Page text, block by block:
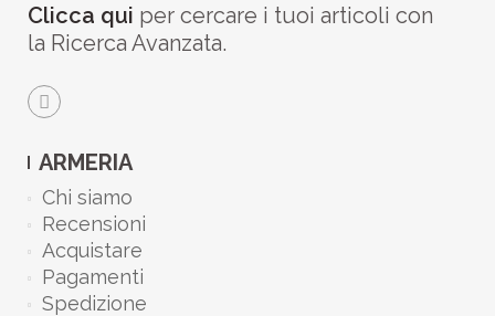
Clicca qui per cercare i tuoi articoli con
la Ricerca Avanzata.
ARMERIA
Chi siamo
Recensioni
Acquistare
Pagamenti
Spedizione